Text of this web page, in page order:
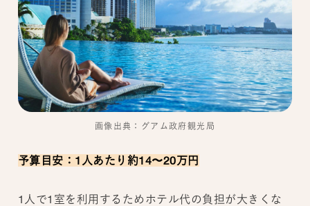
画像出典：グアム政府観光局
予算目安：1人あたり約14〜20万円
1人で1室を利用するためホテル代の負担が大きくな